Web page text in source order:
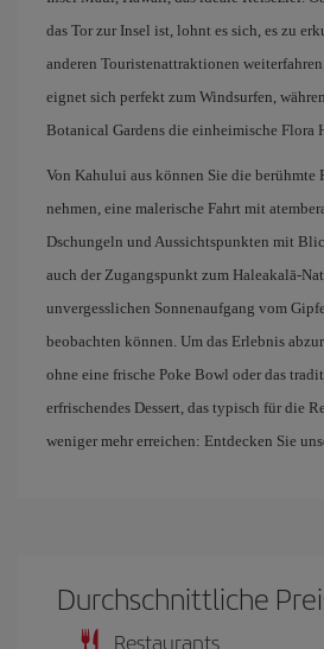
das Tor zur Insel ist, lohnt es sich, es zu
anderen Touristenattraktionen
eignet sich perfekt zum Windsurfen,
Botanical Gardens die einheimische Flora
Von Kahului aus können Sie die berühmte
nehmen, eine malerische Fahrt mit
Dschungeln und Aussichtspunkten mit
auch der Zugangspunkt zum Haleakalā-
unvergesslichen Sonnenaufgang vom
beobachten können. Um das Erlebnis
ohne eine frische Poke Bowl oder das
erfrischendes Dessert, das typisch für die
weniger mehr erreichen: Entdecken Sie
Durchschnittliche
Restaurants